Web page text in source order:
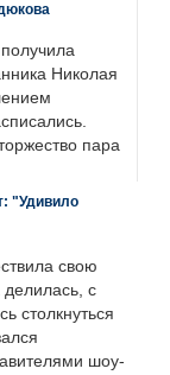
Николая
пара
"Удивило
свою
с
столкнуться
шоу-